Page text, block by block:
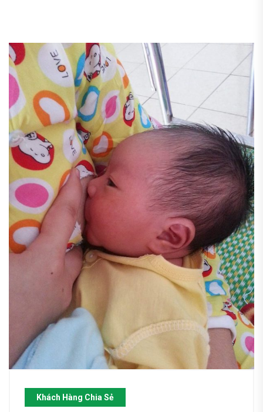
Khách Hàng Chia Sẻ